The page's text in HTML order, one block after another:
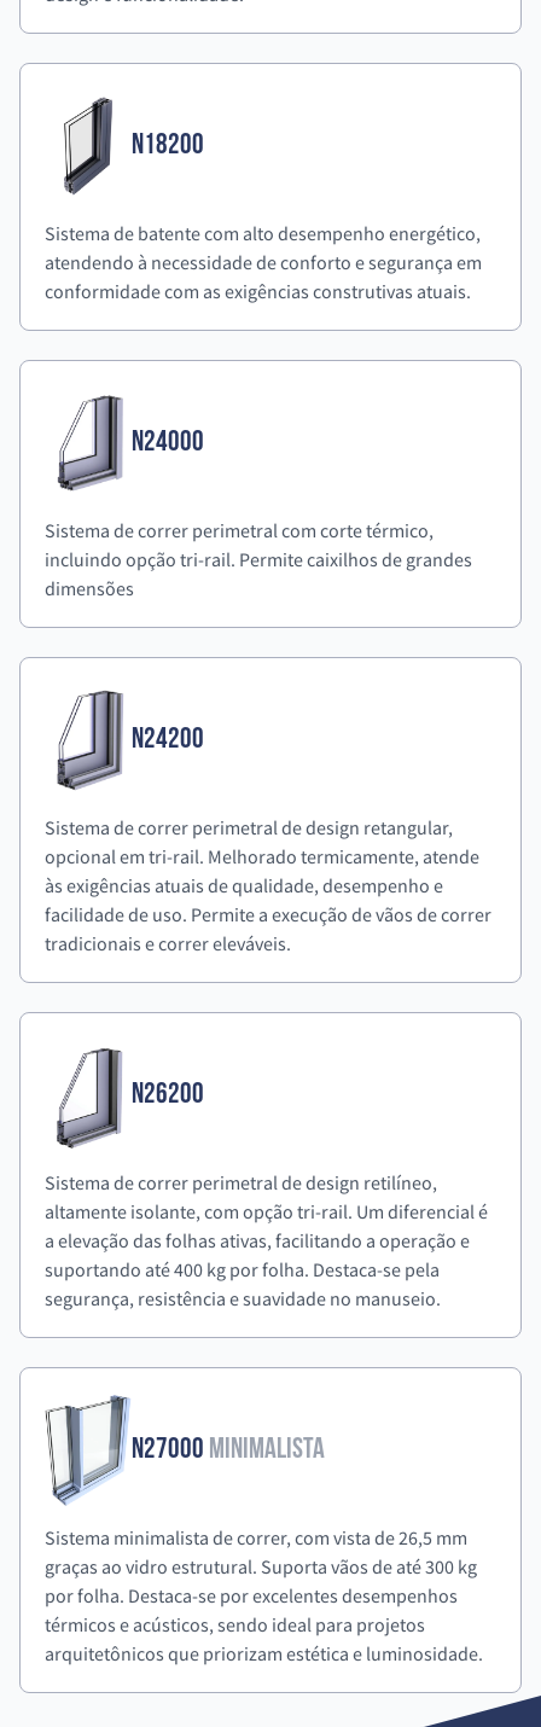
N18200
Sistema de batente com alto desempenho energético,
atendendo à necessidade de conforto e segurança em
conformidade com as exigências construtivas atuais.
N24000
Sistema de correr perimetral com corte térmico,
incluindo opção tri-rail. Permite caixilhos de grandes
dimensões
N24200
Sistema de correr perimetral de design retangular,
opcional em tri-rail. Melhorado termicamente, atende
às exigências atuais de qualidade, desempenho e
facilidade de uso. Permite a execução de vãos de correr
tradicionais e correr eleváveis.
N26200
Sistema de correr perimetral de design retilíneo,
altamente isolante, com opção tri-rail. Um diferencial é
a elevação das folhas ativas, facilitando a operação e
suportando até 400 kg por folha. Destaca-se pela
segurança, resistência e suavidade no manuseio.
N27000 Minimalista
Sistema minimalista de correr, com vista de 26,5 mm
graças ao vidro estrutural. Suporta vãos de até 300 kg
por folha. Destaca-se por excelentes desempenhos
térmicos e acústicos, sendo ideal para projetos
arquitetônicos que priorizam estética e luminosidade.